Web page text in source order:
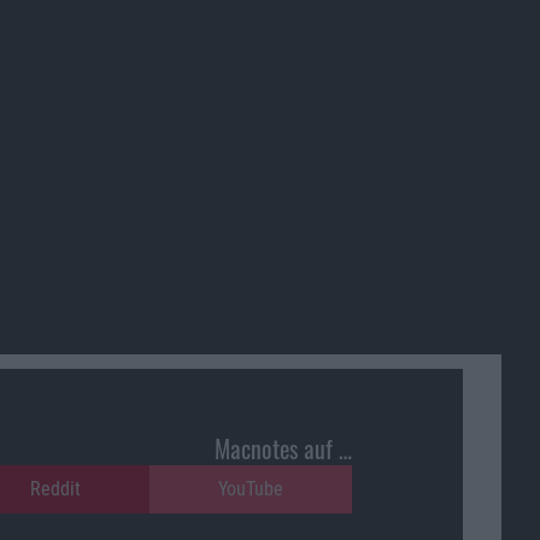
Macnotes auf …
Reddit YouTube